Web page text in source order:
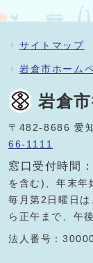
サイトマップ
岩倉市ホーム
岩倉
〒482-8686 愛
66-1111
窓口受付時間
を含む)、年末年
毎月第2日曜日
ら正午まで、午
法人番号：